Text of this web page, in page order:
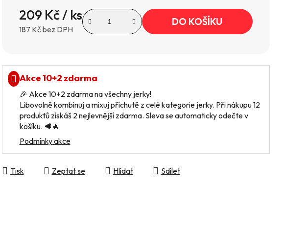
209 Kč/ ks
187 Kč bez DPH
DO KOŠÍKU
Akce 10+2 zdarma
🎉 Akce 10+2 zdarma na všechny jerky!
Libovolně kombinuj a mixuj příchutě z celé kategorie jerky. Při nákupu 12
produktů získáš 2 nejlevnější zdarma. Sleva se automaticky odečte v
košíku. 🥩🔥
Podmínky akce
Tisk Zeptat se Hlídat Sdílet